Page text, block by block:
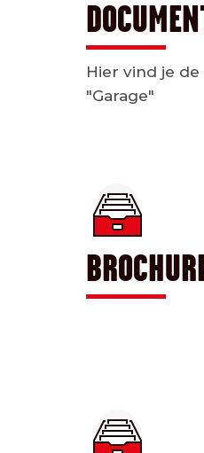
Hier vind je
"Garage"